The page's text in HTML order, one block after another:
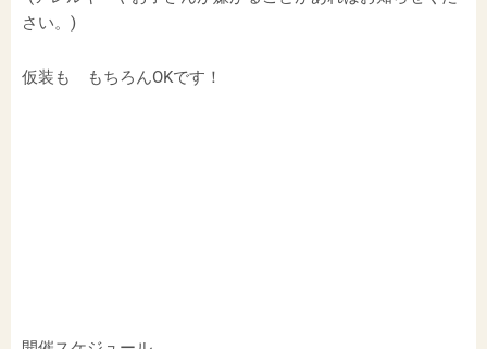
さい。)
仮装も もちろんOKです！